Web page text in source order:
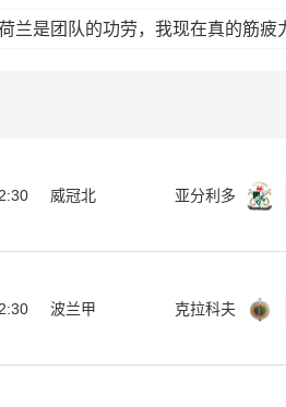
兰是团队的功劳，我现在真的筋疲
威冠北 亚分利多
波兰甲 克拉科夫